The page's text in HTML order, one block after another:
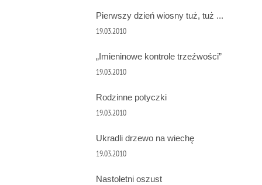
Pierwszy dzień wiosny tuż, tuż ...
19.03.2010
„Imieninowe kontrole trzeźwości”
19.03.2010
Rodzinne potyczki
19.03.2010
Ukradli drzewo na wiechę
19.03.2010
Nastoletni oszust